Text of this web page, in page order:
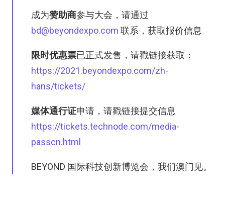
成为赞助商参与大会，请通过
bd@beyondexpo.com 联系，获取报价信息
限时优惠票已正式发售，请戳链接获取：
https://2021.beyondexpo.com/zh-
hans/tickets/
媒体通行证申请，请戳链接提交信息
https://tickets.technode.com/media-
passcn.html
BEYOND 国际科技创新博览会，我们澳门见。